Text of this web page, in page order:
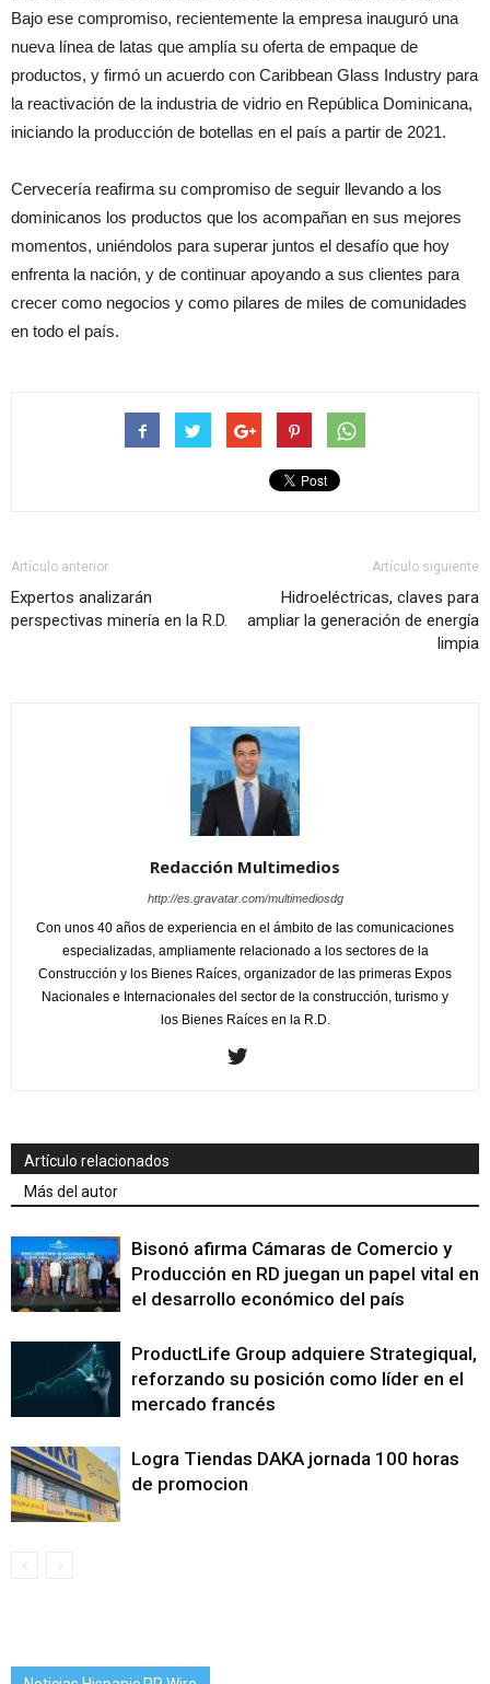
Bajo ese compromiso, recientemente la empresa inauguró una
nueva línea de latas que amplía su oferta de empaque de
productos, y firmó un acuerdo con Caribbean Glass Industry para
la reactivación de la industria de vidrio en República Dominicana,
iniciando la producción de botellas en el país a partir de 2021.
Cervecería reafirma su compromiso de seguir llevando a los
dominicanos los productos que los acompañan en sus mejores
momentos, uniéndolos para superar juntos el desafío que hoy
enfrenta la nación, y de continuar apoyando a sus clientes para
crecer como negocios y como pilares de miles de comunidades
en todo el país.
Artículo anterior
Expertos analizarán
perspectivas minería en la R.D.
Artículo siguiente
Hidroeléctricas, claves para
ampliar la generación de energía
limpia
Redacción Multimedios
http://es.gravatar.com/multimediosdg
Con unos 40 años de experiencia en el ámbito de las comunicaciones
especializadas, ampliamente relacionado a los sectores de la
Construcción y los Bienes Raíces, organizador de las primeras Expos
Nacionales e Internacionales del sector de la construcción, turismo y
los Bienes Raíces en la R.D.
Artículo relacionados
Más del autor
Bisonó afirma Cámaras de Comercio y
Producción en RD juegan un papel vital en
el desarrollo económico del país
ProductLife Group adquiere Strategiqual,
reforzando su posición como líder en el
mercado francés
Logra Tiendas DAKA jornada 100 horas
de promocion